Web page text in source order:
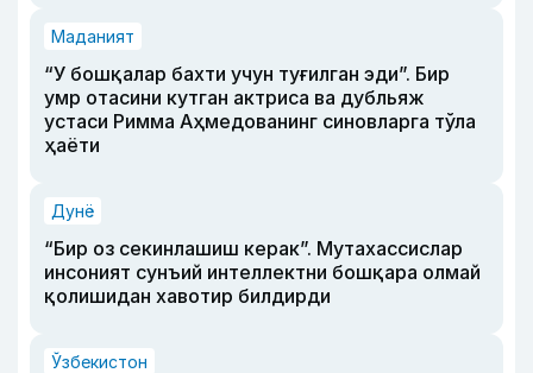
Маданият
“У бошқалар бахти учун туғилган эди”. Бир
умр отасини кутган актриса ва дубльяж
устаси Римма Аҳмедованинг синовларга тўла
ҳаёти
Дунё
“Бир оз секинлашиш керак”. Мутахассислар
инсоният сунъий интеллектни бошқара олмай
қолишидан хавотир билдирди
Ўзбекистон